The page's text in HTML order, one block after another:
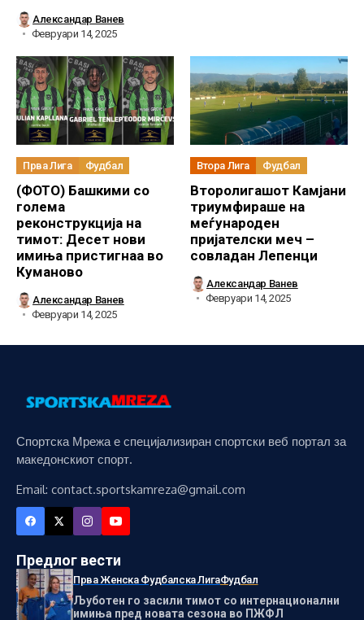
Александар Ванев
Февруари 14, 2025
Прва Лига Фудбал
(ФОТО) Башкими со
голема
реконструкција на
тимот: Десет нови
имиња пристигнаа во
Куманово
Александар Ванев
Февруари 14, 2025
Втора Лига Фудбал
Второлигашот Камјани
триумфираше на
меѓународен
пријателски меч –
совладан Лепенци
Александар Ванев
Февруари 14, 2025
Спортска Мрежа е специјализиран спортски веб портал за
македонскиот спорт.
Email: contact.sportskamreza@gmail.com
Предлог вести
Прва Женска Фудбалска ЛигаФудбал
Љуботен го засили тимот со интернационални
имиња пред новата сезона во ПЖФЛ